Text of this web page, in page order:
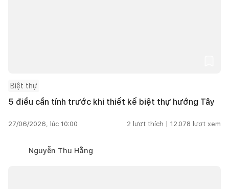
Biệt thự
5 điều cần tính trước khi thiết kế biệt thự hướng Tây
27/06/2026, lúc 10:00 2 lượt thích | 12.078 lượt xem
Nguyễn Thu Hằng